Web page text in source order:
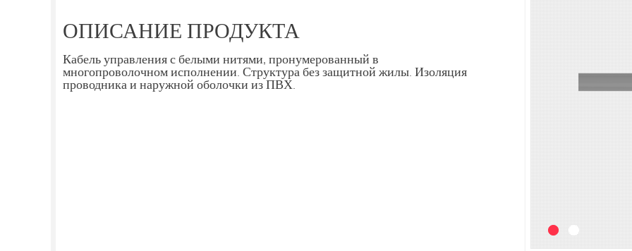
ОПИСАНИЕ ПРОДУКТА
Кабель управления с белыми нитями, пронумерованный в
многопроволочном исполнении. Структура без защитной жилы. Изоляция
проводника и наружной оболочки из ПВХ.